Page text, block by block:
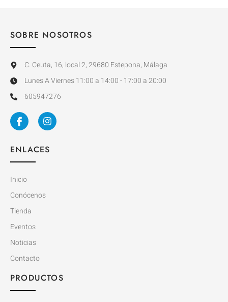
SOBRE NOSOTROS
C. Ceuta, 16, local 2, 29680 Estepona, Málaga
Lunes A Viernes 11:00 a 14:00 - 17:00 a 20:00
605947276
ENLACES
Inicio
Conócenos
Tienda
Eventos
Noticias
Contacto
PRODUCTOS